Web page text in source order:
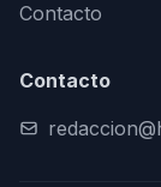
Contacto
Contacto